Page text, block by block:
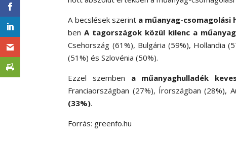
A becslések szerint a műanyag-csomagolási
benA tagországok közül kilenc a
Csehország (61%), Bulgária (59%), Hollandia
(51%) és Szlovénia (50%).
Ezzel szemben a műanyaghulladék
Franciaországban (27%), Írországban (28%),
(33%).
Forrás: greenfo.hu